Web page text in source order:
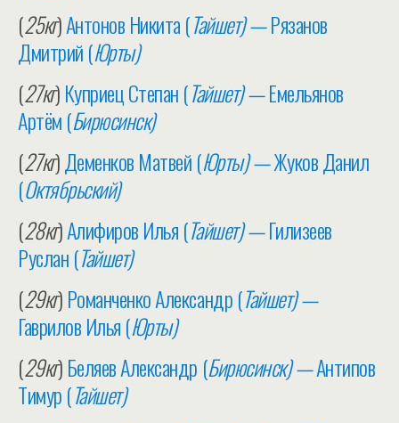
(25кг)Антонов Никита (Тайшет) —Рязанов
Дмитрий (Юрты)
(27кг)Куприец Степан (Тайшет) —Емельянов
Артём (Бирюсинск)
(27кг)Деменков Матвей (Юрты) —Жуков Данил
(Октябрьский)
(28кг)Алифиров Илья (Тайшет) —Гилизеев
Руслан (Тайшет)
(29кг)Романченко Александр (Тайшет) —
Гаврилов Илья (Юрты)
(29кг)Беляев Александр (Бирюсинск) —Антипов
Тимур (Тайшет)